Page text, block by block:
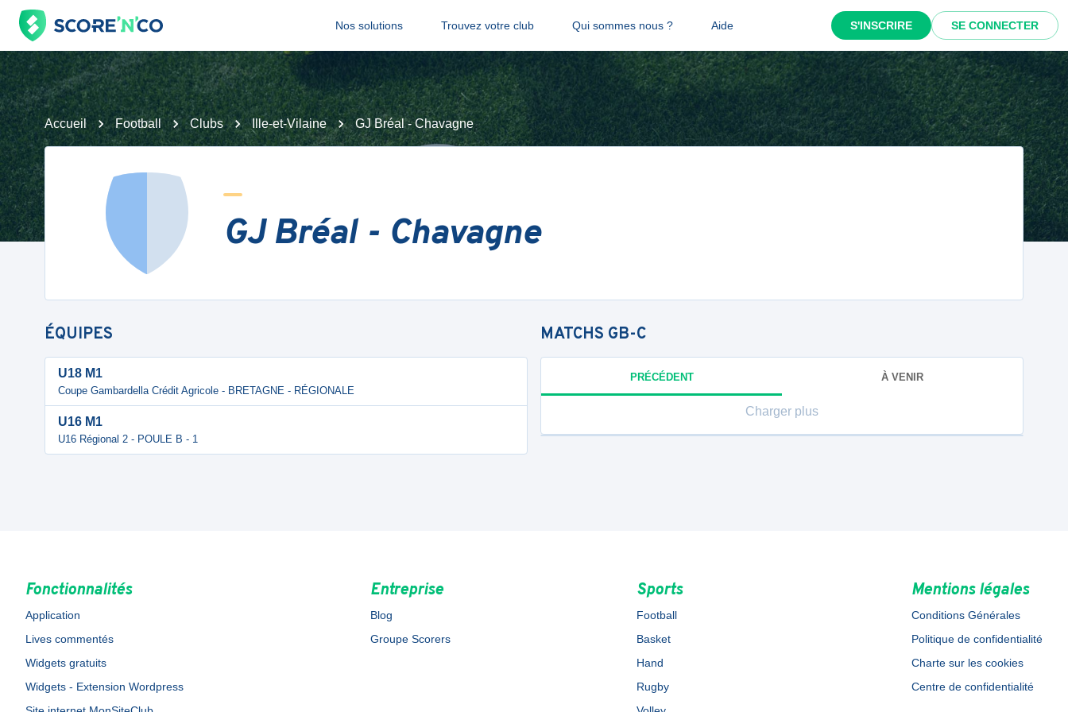
Nos solutions Trouvez votre club Qui sommes nous ? Aide S'INSCRIRE SE CONNECTER
Accueil Football Clubs Ille-et-Vilaine GJ Bréal - Chavagne
GJ Bréal - Chavagne
ÉQUIPES
U18 M1
Coupe Gambardella Crédit Agricole - BRETAGNE - RÉGIONALE
U16 M1
U16 Régional 2 - POULE B - 1
MATCHS GB-C
PRÉCÉDENT À VENIR
Charger plus
Fonctionnalités
Application
Lives commentés
Widgets gratuits
Widgets - Extension Wordpress
Entreprise
Blog
Groupe Scorers
Sports
Football
Basket
Hand
Rugby
Mentions légales
Conditions Générales
Politique de confidentialité
Charte sur les cookies
Centre de confidentialité